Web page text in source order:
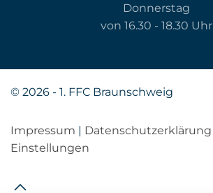
Donnerstag
von 16.30 - 18.30 Uhr
© 2026 - 1. FFC Braunschweig
Impressum | Datenschutzerklärung
Einstellungen